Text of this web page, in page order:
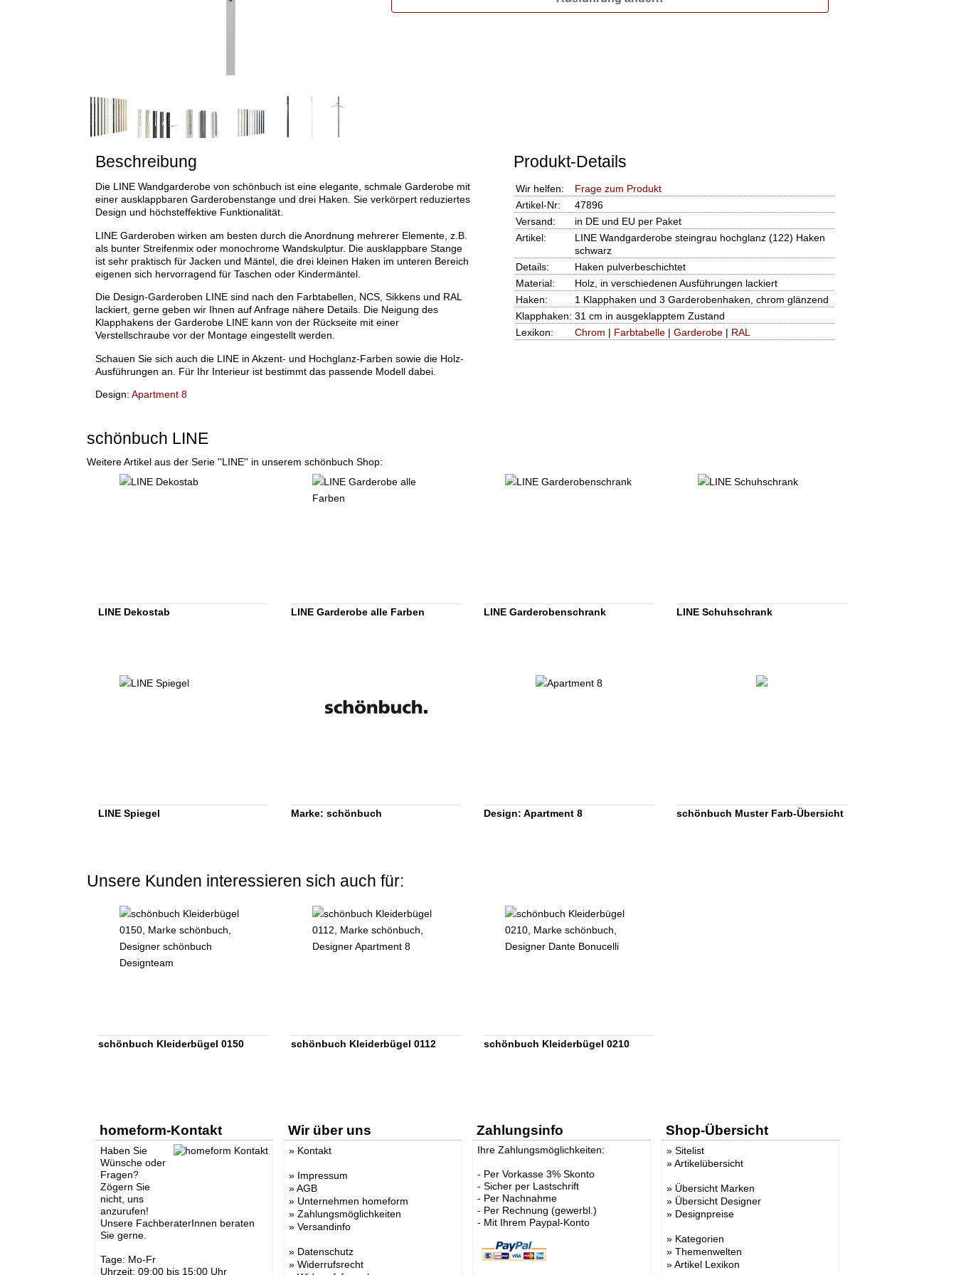
Beschreibung
Die LINE Wandgarderobe von schönbuch ist eine elegante, schmale Garderobe mit
einer ausklappbaren Garderobenstange und drei Haken. Sie verkörpert reduziertes
Design und höchsteffektive Funktionalität.
LINE Garderoben wirken am besten durch die Anordnung mehrerer Elemente, z.B.
als bunter Streifenmix oder monochrome Wandskulptur. Die ausklappbare Stange
ist sehr praktisch für Jacken und Mäntel, die drei kleinen Haken im unteren Bereich
eigenen sich hervorragend für Taschen oder Kindermäntel.
Die Design-Garderoben LINE sind nach den Farbtabellen, NCS, Sikkens und RAL
lackiert, gerne geben wir Ihnen auf Anfrage nähere Details. Die Neigung des
Klapphakens der Garderobe LINE kann von der Rückseite mit einer
Verstellschraube vor der Montage eingestellt werden.
Schauen Sie sich auch die LINE in Akzent- und Hochglanz-Farben sowie die Holz-
Ausführungen an. Für Ihr Interieur ist bestimmt das passende Modell dabei.
Design: Apartment 8
Produkt-Details
Wir helfen:
Frage zum Produkt
Artikel-Nr:
47896
Versand:
in DE und EU per Paket
Artikel:
LINE Wandgarderobe steingrau hochglanz (122) Haken
schwarz
Details:
Haken pulverbeschichtet
Material:
Holz, in verschiedenen Ausführungen lackiert
Haken:
1 Klapphaken und 3 Garderobenhaken, chrom glänzend
Klapphaken: 31 cm in ausgeklapptem Zustand
Lexikon:
Chrom | Farbtabelle| Garderobe| RAL
schönbuch LINE
Weitere Artikel aus der Serie ''LINE'' in unserem schönbuch Shop:
LINE Dekostab LINE Garderobe alle Farben LINE Garderobenschrank LINE Schuhschrank
LINE Spiegel Marke: schönbuch Design: Apartment 8 schönbuch Muster Farb-Übersicht
Unsere Kunden interessieren sich auch für:
schönbuch Kleiderbügel 0150 schönbuch Kleiderbügel 0112 schönbuch Kleiderbügel 0210
homeform-Kontakt
Haben Sie
Wünsche oder
Fragen?
Zögern Sie
nicht, uns
anzurufen!
Unsere FachberaterInnen beraten
Sie gerne.
Tage: Mo-Fr
Uhrzeit: 09:00 bis 15:00 Uhr
Wir über uns
» Kontakt
» Impressum
»AGB
» Unternehmen homeform
» Zahlungsmöglichkeiten
» Versandinfo
» Datenschutz
» Widerrufsrecht
Zahlungsinfo
Ihre Zahlungsmöglichkeiten:
- Per Vorkasse 3% Skonto
- Sicher per Lastschrift
- Per Nachnahme
- Per Rechnung (gewerbl.)
- Mit Ihrem Paypal-Konto
Shop-Übersicht
» Sitelist
»Artikelübersicht
» Übersicht Marken
» Übersicht Designer
» Designpreise
» Kategorien
» Themenwelten
»Artikel Lexikon